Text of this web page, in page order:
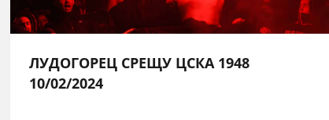
ЛУДОГОРЕЦ СРЕЩУ ЦСКА 1948
10/02/2024